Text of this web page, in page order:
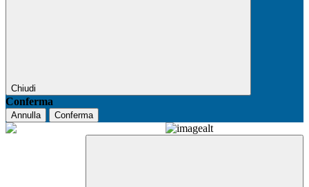
Chiudi
Conferma
Annulla Conferma